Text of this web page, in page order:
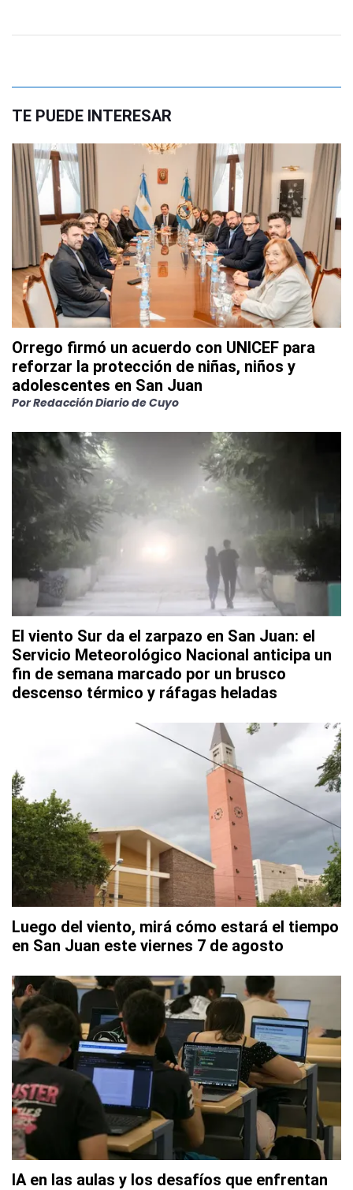
TE PUEDE INTERESAR
Orrego firmó un acuerdo con UNICEF para
reforzar la protección de niñas, niños y
adolescentes en San Juan
PorRedacción Diario de Cuyo
El viento Sur da el zarpazo en San Juan: el
Servicio Meteorológico Nacional anticipa un
fin de semana marcado por un brusco
descenso térmico y ráfagas heladas
Luego del viento, mirá cómo estará el tiempo
en San Juan este viernes 7 de agosto
IA en las aulas y los desafíos que enfrentan